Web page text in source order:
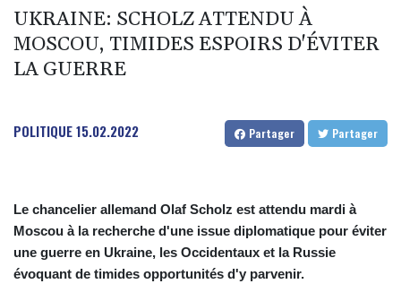
BYR 19600
BZD 2.00519
CAD 1.39545
CLP 913.560396
CNY 6.747604
3142.844787
CRC 453.228387
CUC 1
UKRAINE: SCHOLZ ATTENDU À
MOSCOU, TIMIDES ESPOIRS D'ÉVITER
LA GUERRE
POLITIQUE15.02.2022 Partager Partager
Le chancelier allemand Olaf Scholz est attendu mardi à
Moscou à la recherche d'une issue diplomatique pour éviter
une guerre en Ukraine, les Occidentaux et la Russie
évoquant de timides opportunités d'y parvenir.